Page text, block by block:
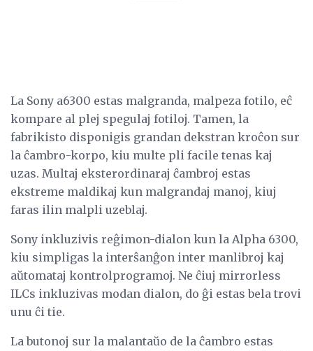
La Sony a6300 estas malgranda, malpeza fotilo, eĉ
kompare al plej spegulaj fotiloj. Tamen, la
fabrikisto disponigis grandan dekstran kroĉon sur
la ĉambro-korpo, kiu multe pli facile tenas kaj
uzas. Multaj eksterordinaraj ĉambroj estas
ekstreme maldikaj kun malgrandaj manoj, kiuj
faras ilin malpli uzeblaj.
Sony inkluzivis reĝimon-dialon kun la Alpha 6300,
kiu simpligas la interŝanĝon inter manlibroj kaj
aŭtomataj kontrolprogramoj. Ne ĉiuj mirrorless
ILCs inkluzivas modan dialon, do ĝi estas bela trovi
unu ĉi tie.
La butonoj sur la malantaŭo de la ĉambro estas